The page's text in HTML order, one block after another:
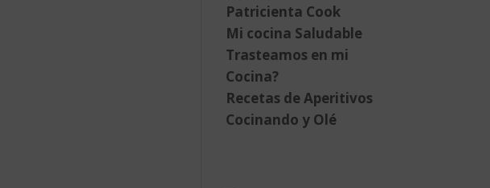
Patricienta Cook
Mi cocina Saludable
Trasteamos en mi
Cocina?
Recetas de Aperitivos
Cocinando y Olé